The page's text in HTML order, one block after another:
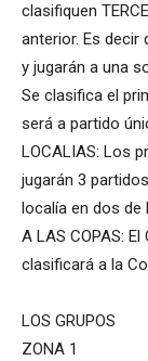
clasifiquen
anterior. Es decir
y jugarán a una
Se clasifica el
será a partido
LOCALIAS: Los
jugarán 3
localía en dos
A LAS COPAS:
clasificará a la
LOS GRUPOS
ZONA 1